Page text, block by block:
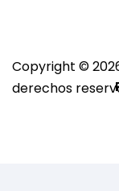
Copyright ©
derechos